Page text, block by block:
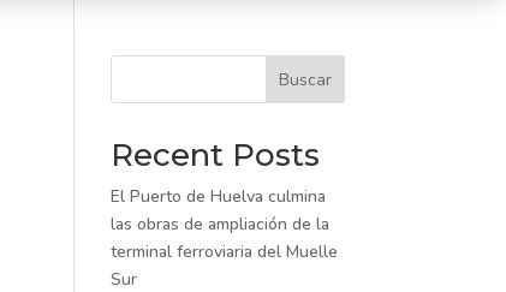
Buscar
Recent Posts
El Puerto de Huelva culmina
las obras de ampliación de la
terminal ferroviaria del Muelle
Sur